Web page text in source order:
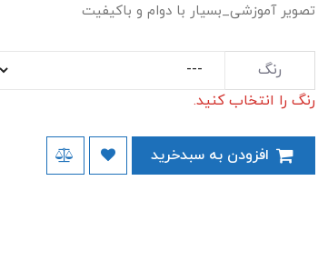
تصویر آموزشی_بسیار با دوام و باکیفیت
رنگ
رنگ را انتخاب کنید.